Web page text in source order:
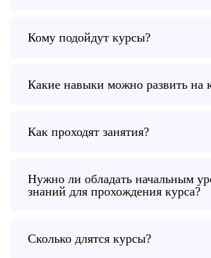
Кому подойдут курсы?
Какие навыки можно развить на
Как проходят занятия?
Нужно ли обладать начальным
знаний для прохождения курса?
Сколько длятся курсы?